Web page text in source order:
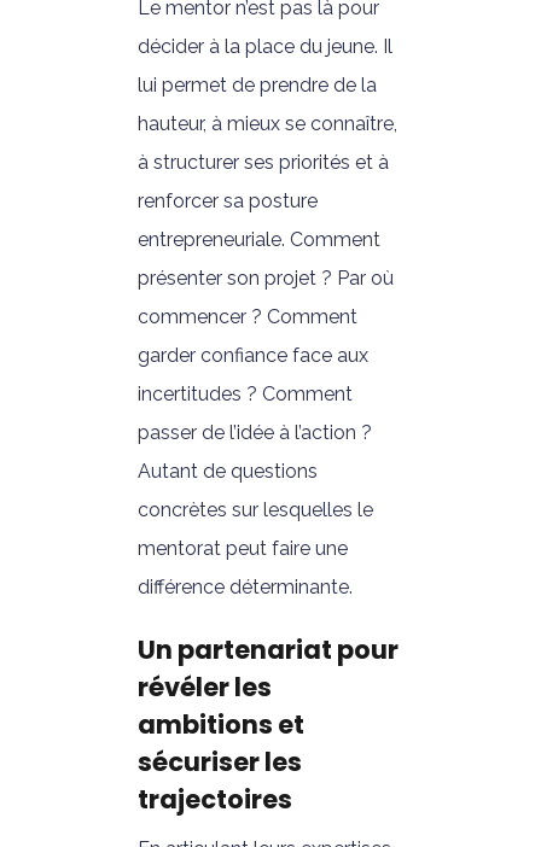
Le mentor n’est pas là pour
décider à la place du jeune. Il
lui permet de prendre de la
hauteur, à mieux se connaître,
à structurer ses priorités et à
renforcer sa posture
entrepreneuriale. Comment
présenter son projet ? Par où
commencer ? Comment
garder confiance face aux
incertitudes ? Comment
passer de l’idée à l’action ?
Autant de questions
concrètes sur lesquelles le
mentorat peut faire une
différence déterminante.
Un partenariat pour
révéler les
ambitions et
sécuriser les
trajectoires